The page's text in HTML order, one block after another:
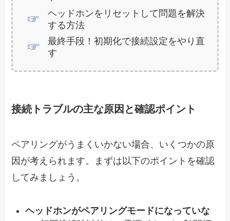
ヘッドホンをリセットして問題を解決
する方法
最終手段！初期化で接続設定をやり直
す
接続トラブルの主な原因と確認ポイント
ペアリングがうまくいかない場合、いくつかの原
因が考えられます。まずは以下のポイントを確認
してみましょう。
ヘッドホンがペアリングモードになっていな